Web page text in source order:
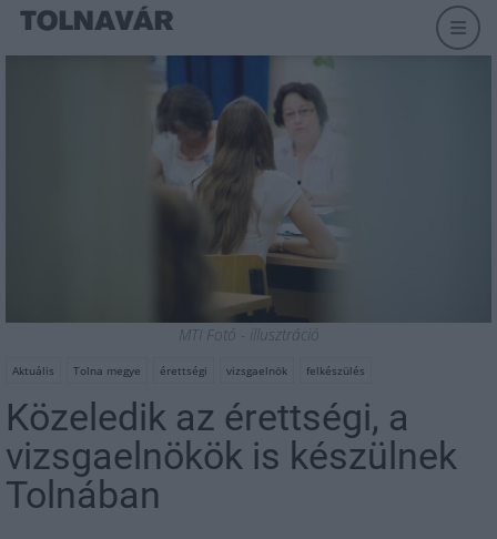
MTI Fotó - illusztráció
Aktuális Tolna megye érettségi vizsgaelnök felkészülés
Közeledik az érettségi, a
vizsgaelnökök is készülnek
Tolnában